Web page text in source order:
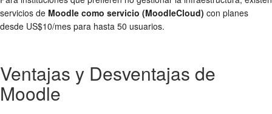
servicios de Moodle como servicio (MoodleCloud) con planes
desde US$10/mes para hasta 50 usuarios.
Ventajas y Desventajas de
Moodle